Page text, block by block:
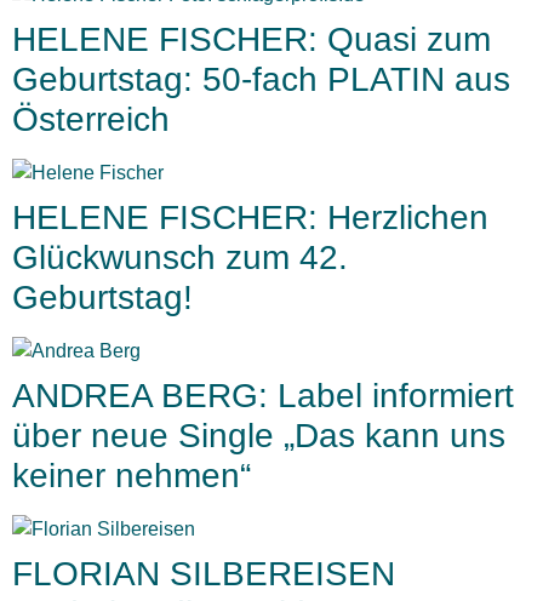
HELENE FISCHER: Quasi zum
Geburtstag: 50-fach PLATIN aus
Österreich
HELENE FISCHER: Herzlichen
Glückwunsch zum 42.
Geburtstag!
ANDREA BERG: Label informiert
über neue Single „Das kann uns
keiner nehmen“
FLORIAN SILBEREISEN